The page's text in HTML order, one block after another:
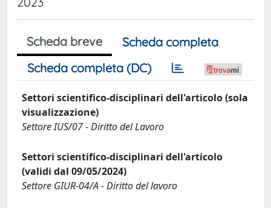
Scheda breve
Scheda completa
Scheda completa (DC)
Settori scientifico-disciplinari dell'articolo (sola
visualizzazione)
Settore IUS/07 - Diritto del Lavoro
Settori scientifico-disciplinari dell'articolo
(validi dal 09/05/2024)
Settore GIUR-04/A - Diritto del lavoro